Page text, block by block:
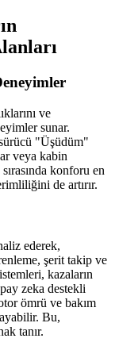
ve
sunar.
"Üşüdüm"
veya kabin
konforu en
de artırır.
ederek,
şerit takip ve
kazaların
zeka destekli
ömrü ve bakım
Bu,
tanır.